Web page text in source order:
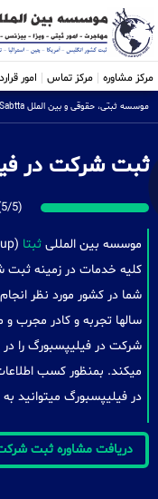
مرکز مشاوره مرکز تماس امور
موسسه ثبتی، حقوقی و بین الملل Sabtta
ثبت شرکت در
(5/5) 1513 امتیاز
موسسه بین المللی ثبتا
کلیه خدمات در زمینه ثبت
شما در کشور مورد نظر
سالها تجربه و کادر مجرب
شرکت در فیلیپسبورگ را در
میکند. بمنظور کسب
در فیلیپسبورگ میتوانید به
دریافت مشاوره ثبت